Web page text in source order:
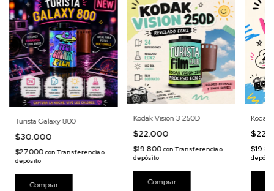
Turista Galaxy 800
$30.000
$27.000con Transferencia o
depósito
Kodak Vision 3 250D
$22.000
$19.800conTransferencia o
depósito
Kodak